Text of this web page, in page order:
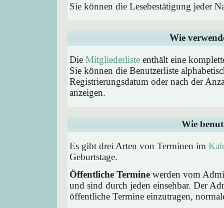
Sie können die Lesebestätigung jeder
Wie
Die Mitgliederliste enthält eine
Sie können die Benutzerliste
Registrierungsdatum oder nach der
anzeigen.
Wie
Es gibt drei Arten von Terminen im
Geburtstage.
Öffentliche Termine werden vom
und sind durch jeden einsehbar. Der
öffentliche Termine einzutragen,